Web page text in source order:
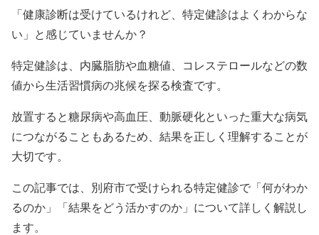
「健康診断は受けているけれど、特定健診はよくわからな
い」と感じていませんか？
特定健診は、内臓脂肪や血糖値、コレステロールなどの数
値から生活習慣病の兆候を探る検査です。
放置すると糖尿病や高血圧、動脈硬化といった重大な病気
につながることもあるため、結果を正しく理解することが
大切です。
この記事では、別府市で受けられる特定健診で「何がわか
るのか」「結果をどう活かすのか」について詳しく解説し
ます。